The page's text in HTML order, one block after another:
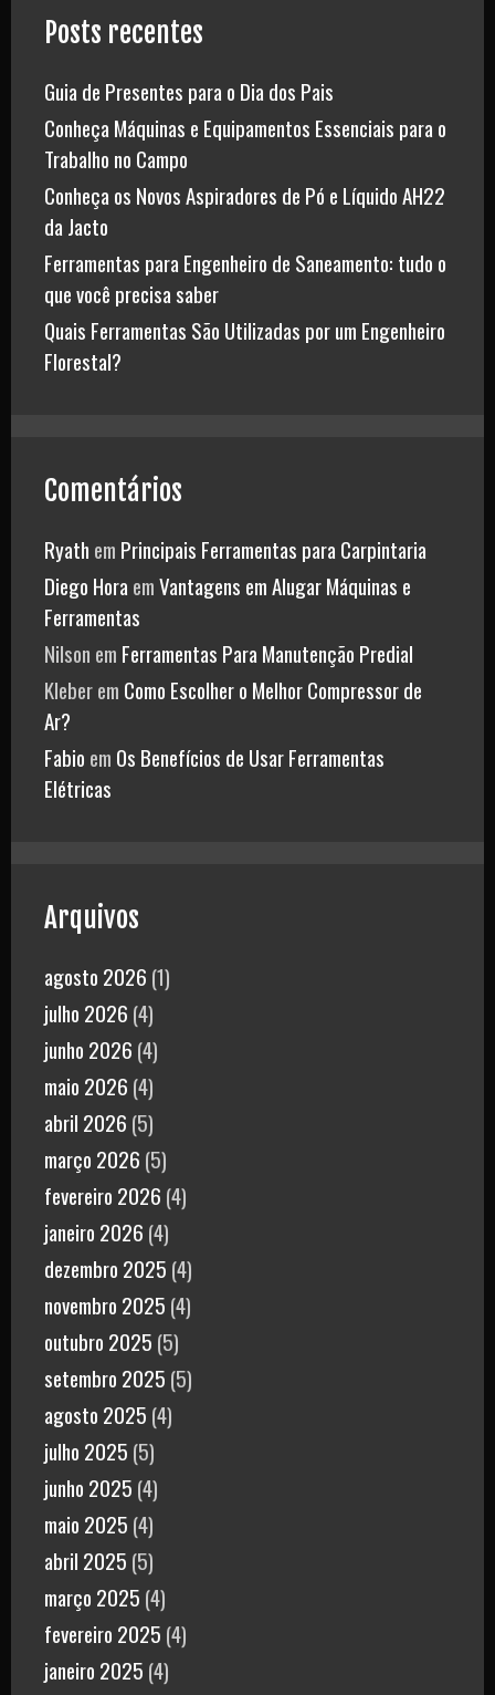
Posts recentes
Guia de Presentes para o Dia dos Pais
Conheça Máquinas e Equipamentos Essenciais para o
Trabalho no Campo
Conheça os Novos Aspiradores de Pó e Líquido AH22
da Jacto
Ferramentas para Engenheiro de Saneamento: tudo o
que você precisa saber
Quais Ferramentas São Utilizadas por um Engenheiro
Florestal?
Comentários
Ryath em Principais Ferramentas para Carpintaria
Diego Hora emVantagens em Alugar Máquinas e
Ferramentas
Nilson em Ferramentas Para Manutenção Predial
Kleberem Como Escolher o Melhor Compressor de
Ar?
Fabio em Os Benefícios de Usar Ferramentas
Elétricas
Arquivos
agosto 2026 (1)
julho 2026 (4)
junho 2026 (4)
maio 2026 (4)
abril 2026 (5)
março 2026 (5)
fevereiro 2026 (4)
janeiro 2026 (4)
dezembro 2025 (4)
novembro 2025 (4)
outubro 2025 (5)
setembro 2025 (5)
agosto 2025 (4)
julho 2025 (5)
junho 2025 (4)
maio 2025 (4)
abril 2025 (5)
março 2025 (4)
fevereiro 2025 (4)
janeiro 2025 (4)